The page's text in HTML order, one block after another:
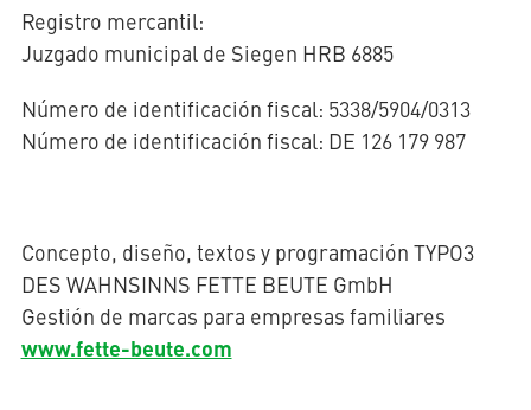
AQUATHERM ENERGY
contacto
con
Encontrar
socios
Ayudas a la
planificación
Descargas
Registro mercantil:
Juzgado municipal de Siegen HRB 6885
Número de identificación fiscal: 5338/5904/0313
Número de identificación fiscal: DE 126 179 987
Concepto, diseño, textos y programación TYPO3
DES WAHNSINNS FETTE BEUTE GmbH
Gestión de marcas para empresas familiares
www.fette-beute.com